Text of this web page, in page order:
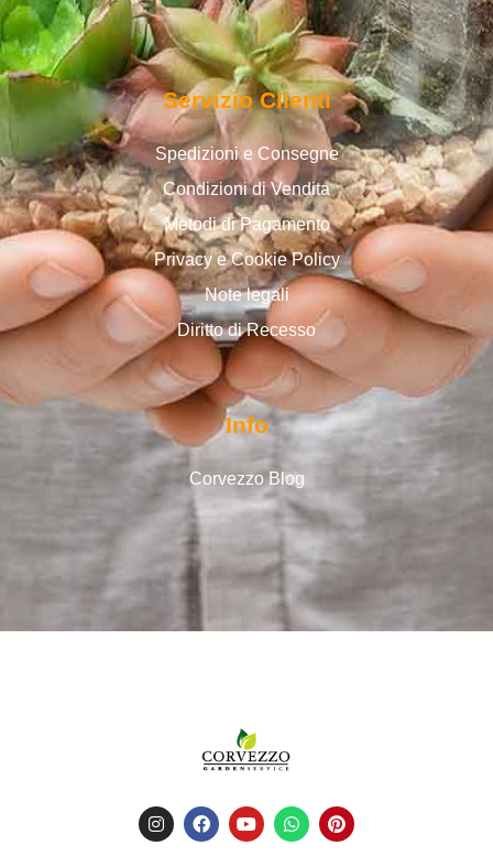
Servizio Clienti
Spedizioni e Consegne
Condizioni di Vendita
Metodi di Pagamento
Privacy e Cookie Policy
Note legali
Diritto di Recesso
Info
Corvezzo Blog